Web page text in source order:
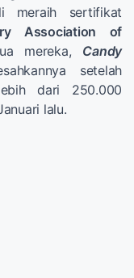
sertifikat
Association of
mereka, Candy
setelah
dari 250.000
lalu.